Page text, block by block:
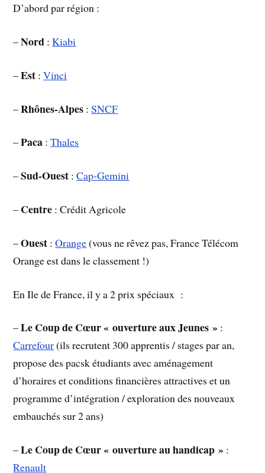
D’abord par région :
–Nord :Kiabi
–Est :Vinci
–Rhônes-Alpes :SNCF
–Paca :Thales
–Sud-Ouest :Cap-Gemini
– Centre : Crédit Agricole
–Ouest :Orange(vous ne rêvez pas, France Télécom
Orange est dans le classement !)
En Ile de France, il y a 2 prix spéciaux :
–Le Coup de Cœur « ouverture aux Jeunes » :
Carrefour(ils recrutent 300 apprentis / stages par an,
propose des pacsk étudiants avec aménagement
d’horaires et conditions financières attractives et un
programme d’intégration / exploration des nouveaux
embauchés sur 2 ans)
–Le Coup de Cœur « ouverture au handicap » :
Renault